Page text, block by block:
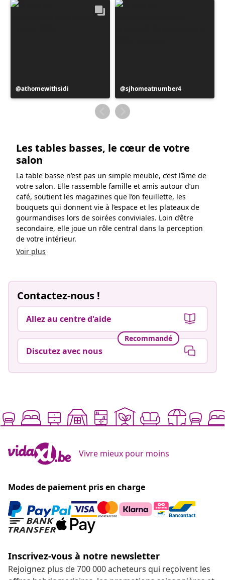
Publication
publiée
athomewithsidi
Publication
publiée
par
sjhomeatnumber4
Les tables basses, le cœur de votre
salon
La table basse n’est pas un simple meuble, c’est l’âme de
votre salon. Elle rassemble famille et amis autour d’un
café, soutient les magazines que l’on feuillette, les
bouquets qui donnent vie à l’espace et les plateaux de
gourmandises lors de soirées conviviales. Loin d’être
secondaire, elle joue un rôle central dans la perception
de votre intérieur.
Voir plus
Contactez-nous !
Allez au centre d'aide
Recommandé
Discutez avec nous
Vivre mieux pour moins
Modes de paiement pris en charge
Inscrivez-vous à notre newsletter
Rejoignez plus de 700 000 acheteurs qui reçoivent les